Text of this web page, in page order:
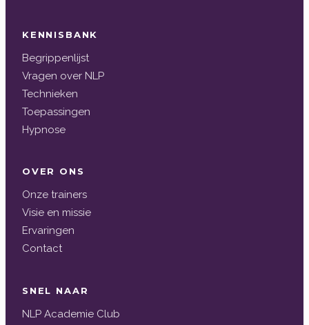
KENNISBANK
Begrippenlijst
Vragen over NLP
Technieken
Toepassingen
Hypnose
OVER ONS
Onze trainers
Visie en missie
Ervaringen
Contact
SNEL NAAR
NLP Academie Club